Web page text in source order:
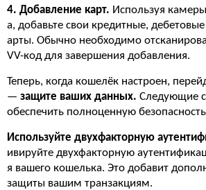
4. Добавление карт. Используя
а, добавьте свои кредитные,
арты. Обычно необходимо
VV-код для завершения добавления.
Теперь, когда кошелёк настроен,
— защите ваших данных. Следующие
обеспечить полноценную
Используйте двухфакторную
ивируйте двухфакторную
я вашего кошелька. Это добавит
защиты вашим транзакциям.